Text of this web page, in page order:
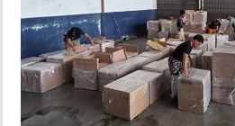
MUNDO
INSÓLITAS
MULTIMEDIA